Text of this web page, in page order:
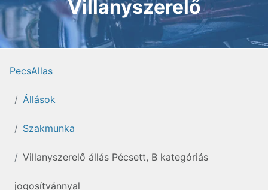
Villanyszerelő
PecsAllas
Állások
Szakmunka
Villanyszerelő állás Pécsett, B kategóriás
jogosítvánnyal